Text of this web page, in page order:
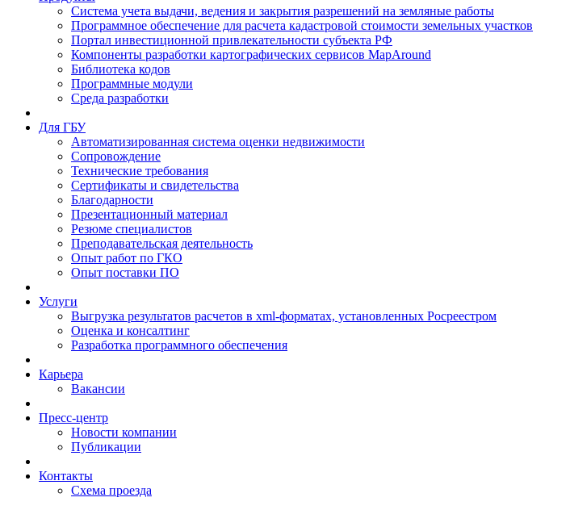
Система учета выдачи, ведения и закрытия разрешений на земляные работы
Программное обеспечение для расчета кадастровой стоимости земельных участков
Портал инвестиционной привлекательности субъекта РФ
Компоненты разработки картографических сервисов MapAround
Библиотека кодов
Программные модули
Среда разработки
Для ГБУ
Автоматизированная система оценки недвижимости
Сопровождение
Технические требования
Сертификаты и свидетельства
Благодарности
Презентационный материал
Резюме специалистов
Преподавательская деятельность
Опыт работ по ГКО
Опыт поставки ПО
Услуги
Выгрузка результатов расчетов в xml-форматах, установленных Росреестром
Оценка и консалтинг
Разработка программного обеспечения
Карьера
Вакансии
Пресс-центр
Новости компании
Публикации
Контакты
Схема проезда